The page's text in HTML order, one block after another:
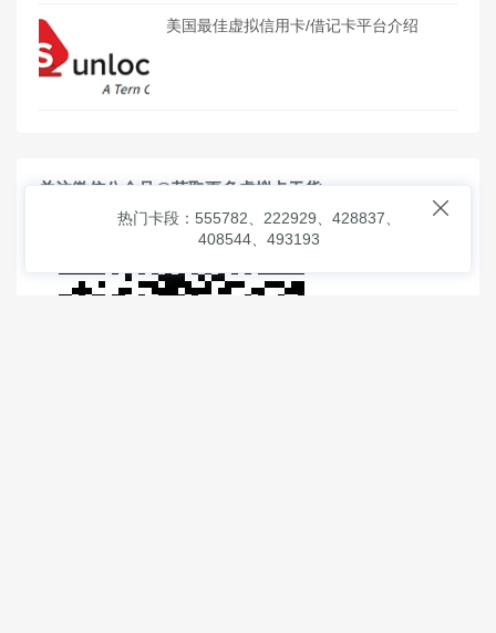
美国最佳虚拟信用卡/借记卡平台介绍
关注微信公众号@获取更多虚拟卡干货

热门卡段：555782、222929、428837、
408544、493193